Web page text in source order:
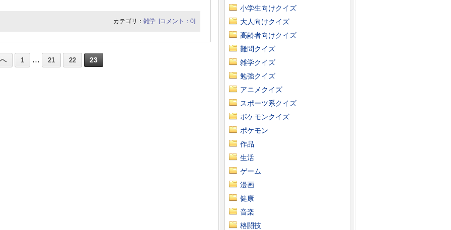
カテゴリ： 雑学 [コメント：0]
1 … 21 22 23
小学生向けクイズ
大人向けクイズ
高齢者向けクイズ
難問クイズ
雑学クイズ
勉強クイズ
アニメクイズ
スポーツ系クイズ
ポケモンクイズ
ポケモン
作品
生活
ゲーム
漫画
健康
音楽
格闘技